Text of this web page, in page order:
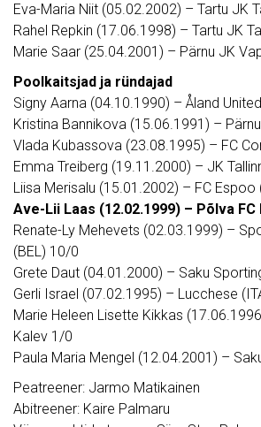
Eva-Maria Niit (05.02.2002) – Tartu JK
Rahel Repkin (17.06.1998) – Tartu JK
Marie Saar (25.04.2001) – Pärnu JK
Poolkaitsjad ja ründajad
Signy Aarna (04.10.1990) – Åland
Kristina Bannikova (15.06.1991) –
Vlada Kubassova (23.08.1995) – FC
Emma Treiberg (19.11.2000) – JK
Liisa Merisalu (15.01.2002) – FC Espoo
Ave-Lii Laas (12.02.1999) – Põlva
Renate-Ly Mehevets (02.03.1999) –
(BEL) 10/0
Grete Daut (04.01.2000) – Saku
Gerli Israel (07.02.1995) – Lucchese
Marie Heleen Lisette Kikkas
Kalev 1/0
Paula Maria Mengel (12.04.2001) –
Peatreener: Jarmo Matikainen
Abitreener: Kaire Palmaru